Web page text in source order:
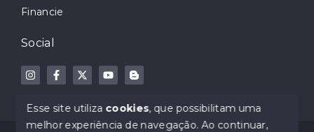
Financie
Social
Esse site utiliza cookies, que possibilitam uma
melhor experiência de navegação.Ao continuar,